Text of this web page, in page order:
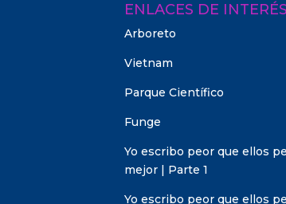
ENLACES DE INTERÉS
Arboreto
Vietnam
Parque Científico
Funge
Yo escribo peor que ellos
mejor | Parte 1
Yo escribo peor que ellos